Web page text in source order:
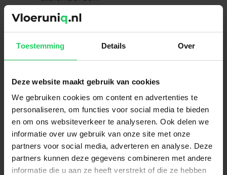
Toestemming Details Over
Deze website maakt gebruik van cookies
We gebruiken cookies om content en advertenties te
personaliseren, om functies voor social media te bieden
en om ons websiteverkeer te analyseren. Ook delen we
informatie over uw gebruik van onze site met onze
partners voor social media, adverteren en analyse. Deze
partners kunnen deze gegevens combineren met andere
informatie die u aan ze heeft verstrekt of die ze hebben
Neem van elke gewenste vloer grote
planken mee naar huis. Bekijk de
planken bij verschillende lichtinvallen
in de woning en bekijk ze overdag en 's
Gerelateerde producten